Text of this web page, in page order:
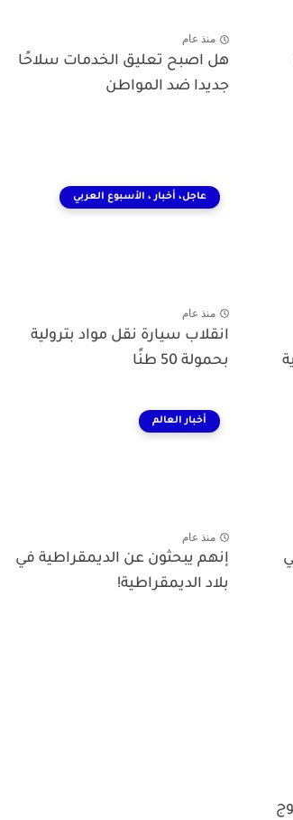
منذ عام
هل اصبح تعليق الخدمات سلاحًا
جديدا ضد المواطن
عاجل، أخبار ، الأسبوع العربي
منذ عام
انقلاب سيارة نقل مواد بترولية
بحمولة 50 طنًا
أخبار العالم
منذ عام
إنهم يبحثون عن الديمقراطية في
بلاد الديمقراطية!